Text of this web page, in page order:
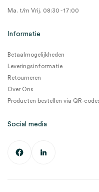
Ma. t/m Vrij. 08:30 - 17:00
Informatie
Betaalmogelijkheden
Leveringsinformatie
Retourneren
Over Ons
Producten bestellen via QR-
Social media